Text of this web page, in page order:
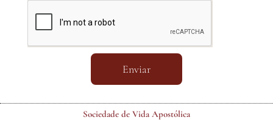
Enviar
Sociedade de Vida Apostólica